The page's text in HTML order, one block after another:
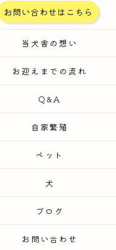
お問い合わせはこちら
当犬舎の想い
お迎えまでの流れ
Q&A
自家繁殖
ペット
犬
ブログ
お問い合わせ